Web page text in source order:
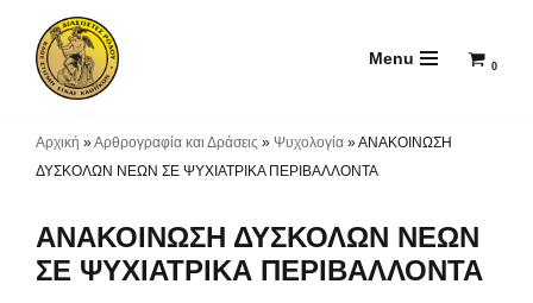
Μεταπηδήστε
Menu 0
Αρχική »Αρθρογραφία και Δράσεις » Ψυχολογία »ΑΝΑΚΟΙΝΩΣΗ
ΔΥΣΚΟΛΩΝ ΝΕΩΝ ΣΕ ΨΥΧΙΑΤΡΙΚΑ ΠΕΡΙΒΑΛΛΟΝΤΑ
ΑΝΑΚΟΙΝΩΣΗ ΔΥΣΚΟΛΩΝ ΝΕΩΝ
ΣΕ ΨΥΧΙΑΤΡΙΚΑ ΠΕΡΙΒΑΛΛΟΝΤΑ